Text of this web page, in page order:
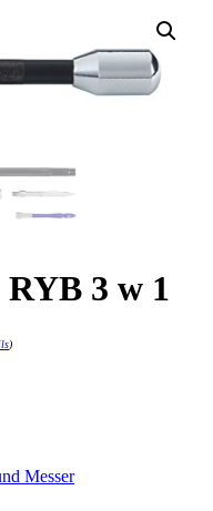
3 w 1
)
Messer